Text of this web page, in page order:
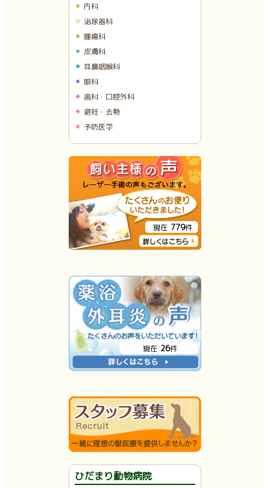
内科
泌尿器科
腫瘍科
皮膚科
耳鼻咽喉科
眼科
歯科・口腔外科
避妊・去勢
予防医学
現在 779件
現在 26件
ひだまり動物病院